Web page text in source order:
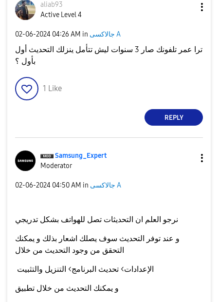
aliab93
Active Level 4
‎02-06-2024 04:26 AM in جالاكسى A
ترا عمر تلفونك صار 3 سنوات ليش تتأمل ينزلك التحديث أول
بأول ؟
1 Like
REPLY
Samsung_Expert
Moderator
‎02-06-2024 04:50 AM in جالاكسى A
نرجو العلم ان التحديثات تصل للهواتف بشكل تدريجي
و عند توفر التحديث سوف يصلك اشعار بذلك و يمكنك
التحقق من وجود التحديث من خلال
الإعدادات> تحديث البرنامج> التنزيل والتثبيت
و يمكنك التحديث من خلال تطبيق